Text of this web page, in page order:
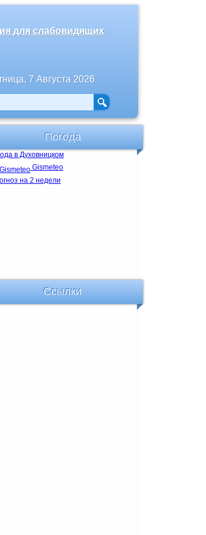
для слабовидящих
7 Августа 2026
Погода
в Духовницком
Gismeteo
на 2 недели
Ссылки